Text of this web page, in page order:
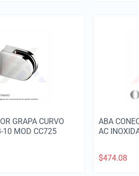
GRAPA CURVO
10 MOD CC725
ABA
AC
$474.08